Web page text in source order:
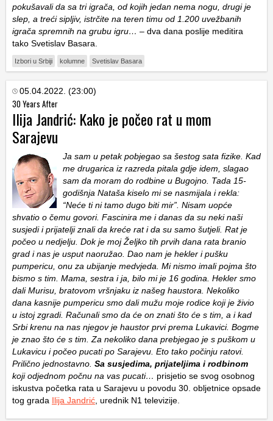
pokušavali da sa tri igrača, od kojih jedan nema nogu, drugi je
slep, a treći sipljiv, istrčite na teren timu od 1.200 uvežbanih
igrača spremnih na grubu igru… – dva dana poslije meditira
tako Svetislav Basara.
Izbori u Srbiji kolumne Svetislav Basara
05.04.2022. (23:00)
30 Years After
Ilija Jandrić: Kako je počeo rat u mom
Sarajevu
Ja sam u petak pobjegao sa šestog sata fizike. Kad
me drugarica iz razreda pitala gdje idem, slagao
sam da moram do rodbine u Bugojno. Tada 15-
godišnja Nataša kiselo mi se nasmijala i rekla:
“Neće ti ni tamo dugo biti mir”. Nisam uopće
shvatio o čemu govori. Fascinira me i danas da su neki naši
susjedi i prijatelji znali da kreće rat i da su samo šutjeli. Rat je
počeo u nedjelju. Dok je moj Željko tih prvih dana rata branio
grad i nas je usput naoružao. Dao nam je hekler i pušku
pumpericu, onu za ubijanje medvjeda. Mi nismo imali pojma što
bismo s tim. Mama, sestra i ja, bilo mi je 16 godina. Hekler smo
dali Murisu, bratovom vršnjaku iz našeg haustora. Nekoliko
dana kasnije pumpericu smo dali mužu moje rodice koji je živio
u istoj zgradi. Računali smo da će on znati što će s tim, a i kad
Srbi krenu na nas njegov je haustor prvi prema Lukavici. Bogme
je znao što će s tim. Za nekoliko dana prebjegao je s puškom u
Lukavicu i počeo pucati po Sarajevu. Eto tako počinju ratovi.
Prilično jednostavno. Sa susjedima, prijateljima i rodbinom
koji odjednom počnu na vas pucati… prisjetio se svog osobnog
iskustva početka rata u Sarajevu u povodu 30. obljetnice opsade
tog grada Ilija Jandrić , urednik N1 televizije.